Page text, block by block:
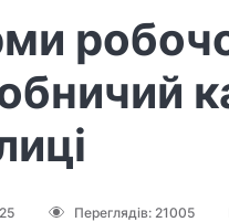
Переглядів: 21005